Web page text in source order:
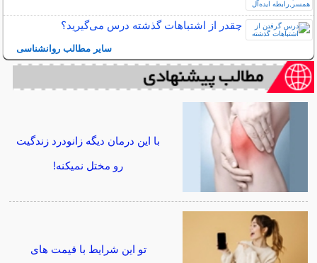
چقدر از اشتباهات گذشته درس می‌گیرید؟
سایر مطالب روانشناسی
با این درمان دیگه زانودرد زندگیت
رو مختل نمیکنه!
تو این شرایط با قیمت های